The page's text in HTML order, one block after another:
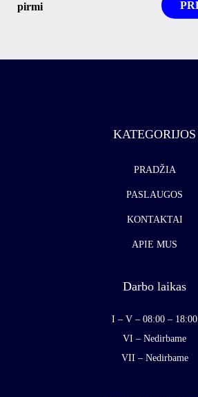
pirmi
KATEGORIJOS
PRADŽIA
PASLAUGOS
KONTAKTAI
APIE MUS
Darbo laikas
I – V – 08:00 – 18:00
VI – Nedirbame
VII – Nedirbame